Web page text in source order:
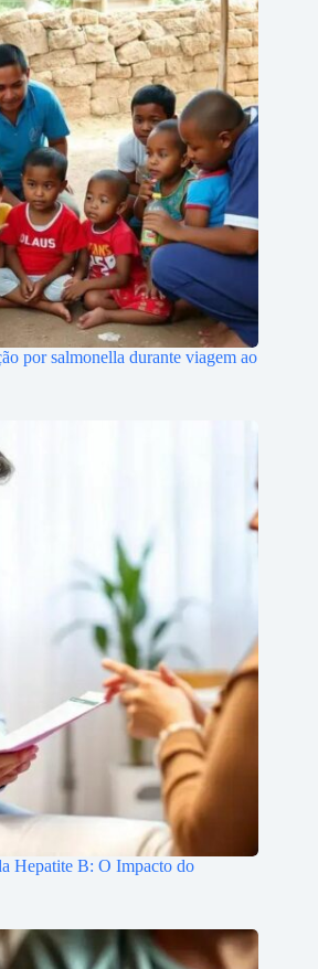
por salmonella durante viagem ao
Hepatite B: O Impacto do